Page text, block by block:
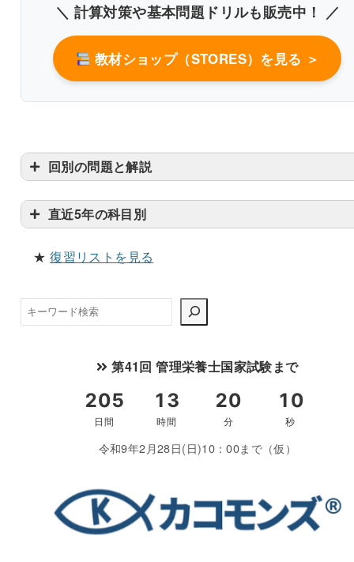
改行過去問を見る
＼ 計算対策や基本問題ドリルも販売中！ ／
教材ショップ（STORES）を見る ＞
回別の問題と解説
直近5年の科目別
★復習リストを見る
検
索
第41回 管理栄養士国家試験まで
令和9年2月28日(日)10：00まで（仮）